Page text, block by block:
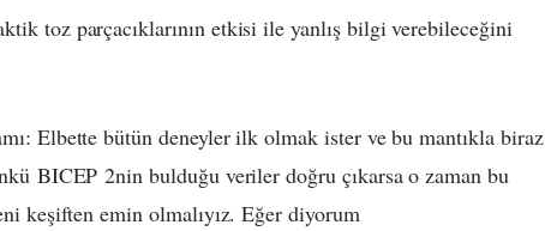
toz parçacıklarının etkisi ile yanlış bilgi verebileceğini
Elbette bütün deneyler ilk olmak ister ve bu mantıkla biraz
BICEP 2nin bulduğu veriler doğru çıkarsa o zaman bu
emin olmalıyız. Eğer diyorum